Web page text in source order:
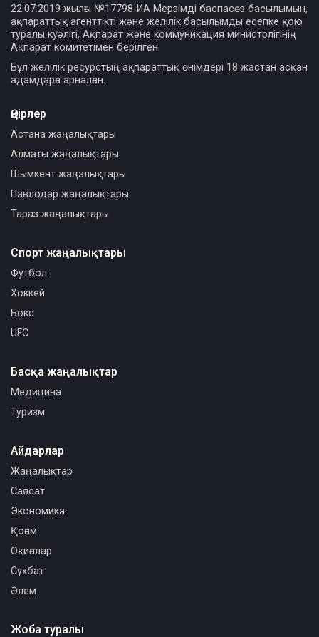
22.07.2019 жылғы №17798-ИА Мерзімді баспасөз басылымын,
ақпараттық агенттікті және желілік басылымды есепке қою
туралы куәлігі, Ақпарат және коммуникация министрлігінің
Ақпарат комитетімен берілген.
Бұл желілік ресурстың ақпараттық өнімдері 18 жастан асқан
адамдарға арналған.
Өңірлер
Астана жаңалықтары
Алматы жаңалықтары
Шымкент жаңалықтары
Павлодар жаңалықтары
Тараз жаңалықтары
Спорт жаңалықтары
Футбол
Хоккей
Бокс
UFC
Басқа жаңалықтар
Медицина
Туризм
Айдарлар
Жаңалықтар
Саясат
Экономика
Қоғам
Оқиғалар
Сұхбат
Әлем
Жоба туралы